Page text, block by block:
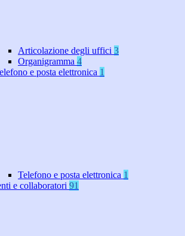
Articolazione degli uffici 3
Organigramma 4
e posta elettronica 1
Telefono e posta elettronica 1
e collaboratori 91